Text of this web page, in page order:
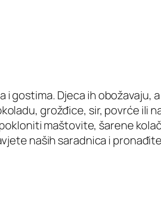
i gostima. Djeca ih obožavaju,
grožđice, sir, povrće ili
maštovite, šarene
naših saradnica i